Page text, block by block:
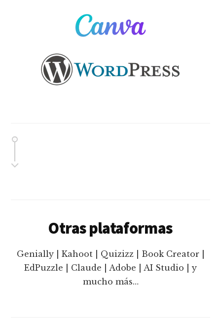
Otras plataformas
Genially | Kahoot | Quizizz | Book Creator |
EdPuzzle | Claude | Adobe | AI Studio | y
mucho más…